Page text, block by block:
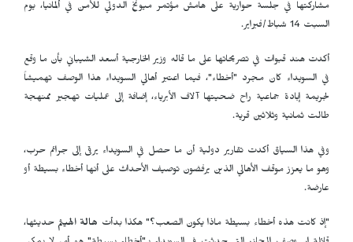
مشاركتها في جلسة حوارية على هامش مؤتمر ميونخ الدولي للأمن في ألمانيا، يوم
السبت 14 شباط/فبراير.
أكدت هند قبوات في تصريحاتها على ما قاله وزير الخارجية أسعد الشيباني بأن ما وقع
في السويداء كان مجرد "أخطاء"، فيما اعتبر أهالي السويداء هذا الوصف تهميشاً
لجريمة إبادة جماعية راح ضحيتها آلاف الأبرياء، إضافة إلى عمليات تهجير ممنهجة
طالت ثمانية وثلاثين قرية.
وفي هذا السياق أكدت تقارير دولية أن ما حصل في السويداء يرقى إلى جرائم حرب،
وهو ما يعزز موقف الأهالي الذين يرفضون توصيف الأحداث على أنها أخطاء بسيطة أو
عارضة.
"إذ كانت هذه أخطاء بسيطة ماذا يكون الصعب؟" هكذا بدأت هالة الهيثم حديثها،